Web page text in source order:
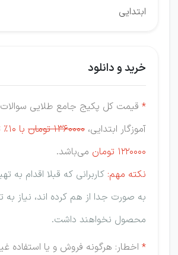
ابتدایی
خرید و دانلود
* قیمت کل پکیج جامع طلایی
آموزگار ابتدایی، 1360000 تومان
1220000 تومان
می‌باشد.
نکته مهم: کاربرانی که قبلا اقدام به
به صورت جدا از هم کرده اند، نیاز به
محصول نخواهند داشت.
* اخطار: هرگونه فروش و یا استفاده